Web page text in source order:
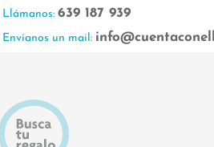
Llámanos: 639 187 939
Envíanos un mail: